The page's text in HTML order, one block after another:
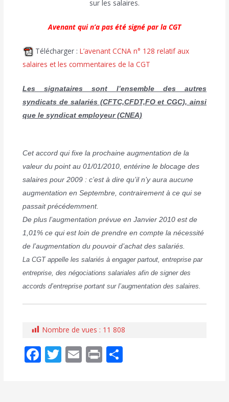
sur les salaires.
Avenant qui n’a pas été signé par la CGT
Télécharger : L’avenant CCNA n° 128 relatif aux
salaires et les commentaires de la CGT
Les signataires sont l’ensemble des autres
syndicats de salariés (CFTC,CFDT,FO et CGC), ainsi
que le syndicat employeur (CNEA)
Cet accord qui fixe la prochaine augmentation de la
valeur du point au 01/01/2010, entérine le blocage des
salaires pour 2009 : c’est à dire qu’il n’y aura aucune
augmentation en Septembre, contrairement à ce qui se
passait précédemment.
De plus l’augmentation prévue en Janvier 2010 est de
1,01% ce qui est loin de prendre en compte la nécessité
de l’augmentation du pouvoir d’achat des salariés.
La CGT appelle les salariés à engager partout, entreprise par
entreprise, des négociations salariales afin de signer des
accords d’entreprise portant sur l’augmentation des salaires.
Nombre de vues : 11 808
F T E PrP